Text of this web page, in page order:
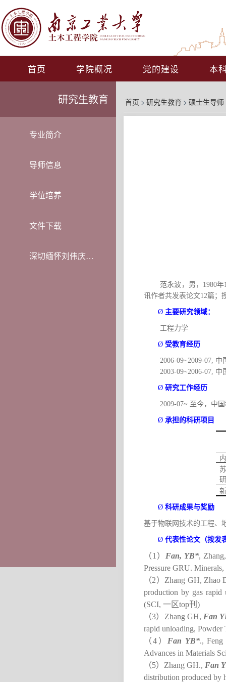
首页 学院概况 党的建设 本
研究生教育
专业简介
导师信息
学位培养
文件下载
深切缅怀刘伟庆教授
首页 > 研究生教育 > 硕士生导
范永波，男， 1980年
讯作者共发表论文12篇；
Ø 主要研究领域：
工程力学
Ø 受教育经历
2006-09~2009-07, 中
2003-09~2006-07, 中
Ø 研究工作经历
2009-07~ 至今，中
Ø 承担的科研项目
Ø 科研成果与奖励
基于物联网技术的工程、
Ø 代表性论文（按发
（1 ） Fan, YB*,
Pressure GRU. Minerals,
（2） Zhang GH, Zhao
production by gas rapid
(SCI, 一区top刊 )
（3） Zhang GH, Fan
rapid unloading, Powder
（4 ） Fan YB*., Feng
Advances in Materials
（5） Zhang GH., Fan
distribution produced by